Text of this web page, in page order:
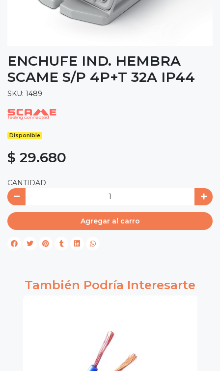
ENCHUFE IND. HEMBRA
SCAME S/P 4P+T 32A IP44
SKU: 1489
Disponible
$ 29.680
CANTIDAD
Agregar al carro
También Podría Interesarte